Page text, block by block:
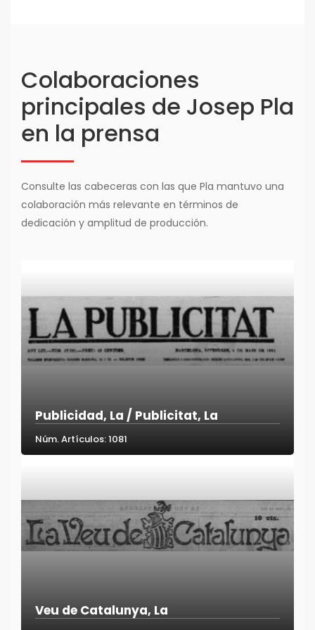
Colaboraciones
principales de Josep Pla
en la prensa
Consulte las cabeceras con las que Pla mantuvo una
colaboración más relevante en términos de
dedicación y amplitud de producción.
Publicidad, La / Publicitat, La
Núm. Artículos: 1081
Veu de Catalunya, La